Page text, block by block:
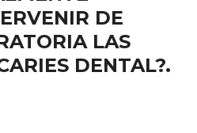
DE
LAS
DENTAL?.